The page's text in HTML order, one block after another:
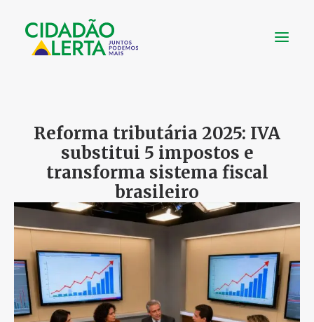
VÍDEOS
NOTÍCIAS
UTILIDADE
CONHEÇA
CONTATO
FAÇA UMA DOAÇÃO
Reforma tributária 2025: IVA
substitui 5 impostos e
transforma sistema fiscal
brasileiro